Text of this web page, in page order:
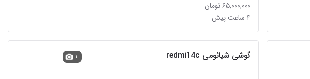
۶۵,۰۰۰,۰۰۰ تومان
۴ ساعت پیش
گوشی شیائومی redmi14c ۱